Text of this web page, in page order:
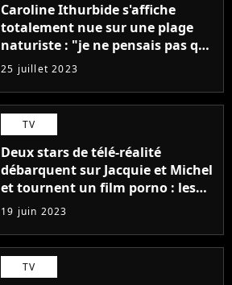
Caroline Ithurbide s'affiche
totalement nue sur une plage
naturiste : "je ne pensais pas que
j'arriverais à le faire..."
25 juillet 2023
TV
Deux stars de télé-réalité
débarquent sur Jacquie et Michel
et tournent un film porno : les
premières images du tournage
(exclu)
19 juin 2023
TV